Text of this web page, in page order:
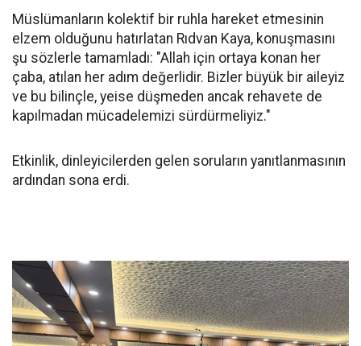
Müslümanların kolektif bir ruhla hareket etmesinin
elzem olduğunu hatırlatan Rıdvan Kaya, konuşmasını
şu sözlerle tamamladı: "Allah için ortaya konan her
çaba, atılan her adım değerlidir. Bizler büyük bir aileyiz
ve bu bilinçle, yeise düşmeden ancak rehavete de
kapılmadan mücadelemizi sürdürmeliyiz."
Etkinlik, dinleyicilerden gelen soruların yanıtlanmasının
ardından sona erdi.